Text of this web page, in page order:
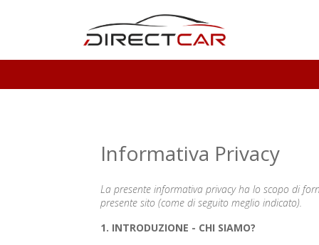
Informativa Privacy
La presente informativa privacy ha lo scopo di
presente sito (come di seguito meglio indicato).
1. INTRODUZIONE - CHI SIAMO?